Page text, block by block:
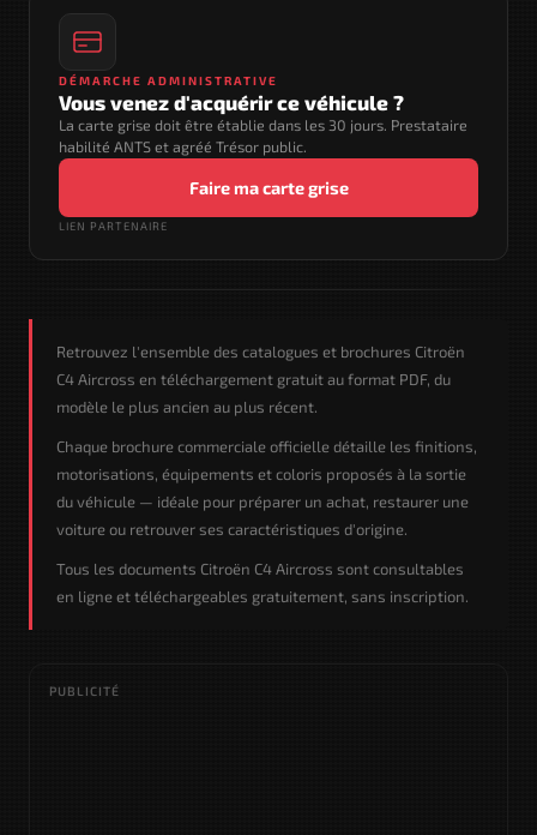
DÉMARCHE ADMINISTRATIVE
Vous venez d'acquérir ce véhicule ?
La carte grise doit être établie dans les 30 jours. Prestataire
habilité ANTS et agréé Trésor public.
Faire ma carte grise
LIEN PARTENAIRE
Retrouvez l'ensemble des catalogues et brochures Citroën
C4 Aircross en téléchargement gratuit au format PDF, du
modèle le plus ancien au plus récent.
Chaque brochure commerciale officielle détaille les finitions,
motorisations, équipements et coloris proposés à la sortie
du véhicule — idéale pour préparer un achat, restaurer une
voiture ou retrouver ses caractéristiques d'origine.
Tous les documents Citroën C4 Aircross sont consultables
en ligne et téléchargeables gratuitement, sans inscription.
PUBLICITÉ